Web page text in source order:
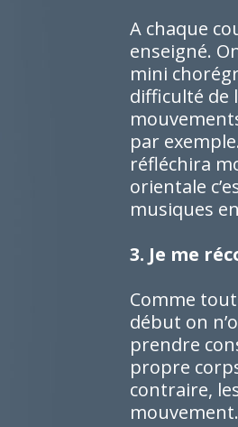
A chaque
enseigné.
mini
difficulté de
par
réfléchira
orientale
musiques
3. Je me
Comme
début on
prendre
propre
contraire,